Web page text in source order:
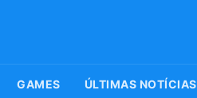
GAMES ÚLTIMAS NOTÍCIAS